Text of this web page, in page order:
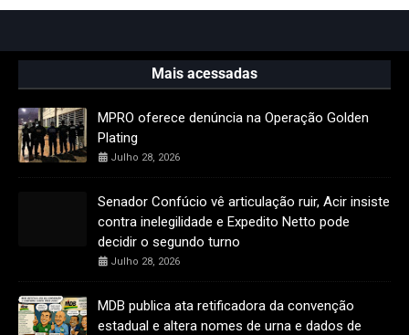
Mais acessadas
MPRO oferece denúncia na Operação Golden
Plating
Julho 28, 2026
Senador Confúcio vê articulação ruir, Acir insiste
contra inelegilidade e Expedito Netto pode
decidir o segundo turno
Julho 28, 2026
MDB publica ata retificadora da convenção
estadual e altera nomes de urna e dados de